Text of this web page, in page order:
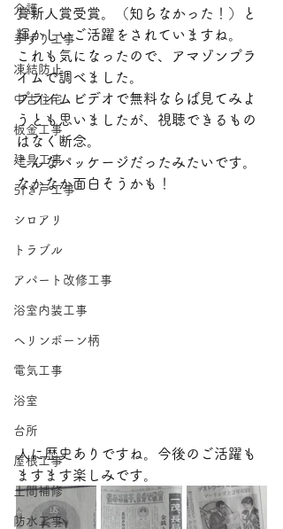
介護
手すり工事
凍結防止
中古住宅
板金工事
建具工事
引き戸工事
シロアリ
トラブル
アパート改修工事
浴室内装工事
ヘリンボーン柄
電気工事
浴室
台所
屋根工事
土間補修
防水工事
賞新人賞受賞。（知らなかった！）と
輝かしいご活躍をされていますね。
これも気になったので、アマゾンプラ
イムで調べました。
プライムビデオで無料ならば見てみよ
うとも思いましたが、視聴できるもの
はなく断念。
こんなパッケージだったみたいです。
なかなか面白そうかも！
人に歴史ありですね。今後のご活躍も
ますます楽しみです。